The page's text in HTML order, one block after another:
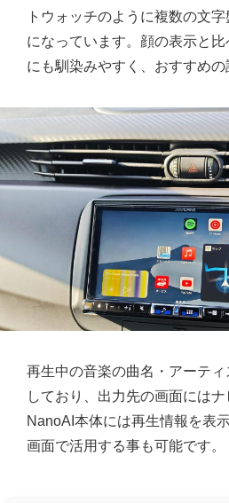
トウォッチのように複数の文
になっています。顔の表示と
にも馴染みやすく、おすすめの
再生中の音楽の曲名・アーテ
しており、出力先の画面にはナ
NanoAI本体には再生情報を表
画面で活用する事も可能です。